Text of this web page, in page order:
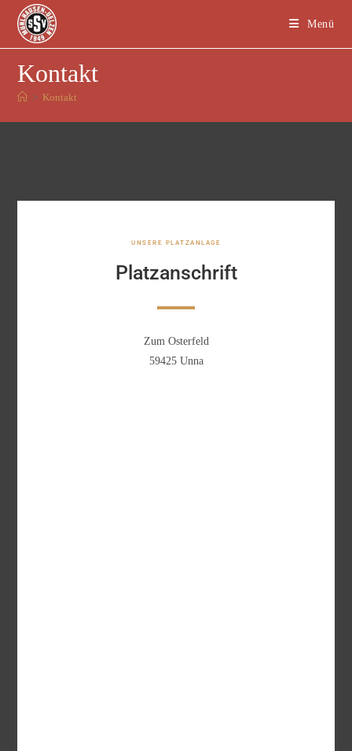
Menü
Kontakt
> Kontakt
UNSERE PLATZANLAGE
Platzanschrift
Zum Osterfeld
59425 Unna